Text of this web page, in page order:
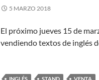
5 MARZO 2018
El próximo jueves 15 de
vendiendo textos de inglés